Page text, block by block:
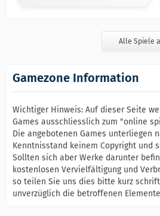
Alle Spiele
Gamezone Information
Wichtiger Hinweis: Auf dieser Seite
Games ausschliesslich zum "online
Die angebotenen Games unterliegen
Kenntnisstand keinem Copyright und
Sollten sich aber Werke darunter
kostenlosen Vervielfältigung und
so teilen Sie uns dies bitte kurz
unverzüglich die betroffenen